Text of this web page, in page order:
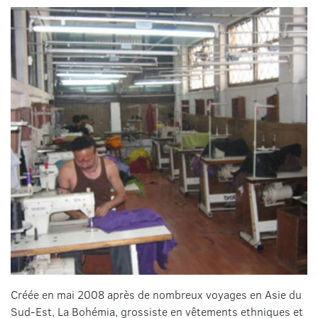
Créée en mai 2008 après de nombreux voyages en Asie du
Sud-Est, La Bohémia, grossiste en vêtements ethniques et